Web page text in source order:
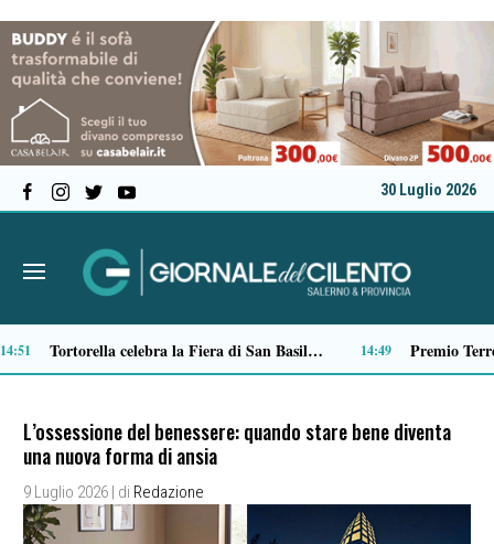
30 Luglio 2026
Verso il 66^ Salone nautico internazionale di Genova: aperto il ticketing online
L’ossessione del benessere: quando stare bene diventa
una nuova forma di ansia
9 Luglio 2026 | di Redazione